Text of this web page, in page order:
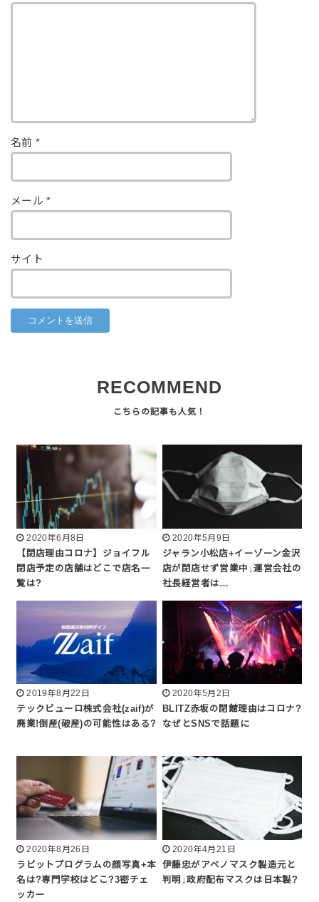
名前 *
メール*
サイト
RECOMMEND
2020年6月8日
【閉店理由コロナ】ジョイフル
閉店予定の店舗はどこで店名一
覧は?
2020年5月9日
ジャラン小松店+イーゾーン金沢
店が閉店せず営業中↓運営会社の
社長経営者は…
2019年8月22日
テックビューロ株式会社(zaif)が
廃業!倒産(破産)の可能性はある?
2020年5月2日
BLITZ赤坂の閉館理由はコロナ?
なぜとSNSで話題に
2020年8月26日
ラビットプログラムの顔写真+本
名は?専門学校はどこ?3密チェ
ッカー
2020年4月21日
伊藤忠がアベノマスク製造元と
判明↓政府配布マスクは日本製?